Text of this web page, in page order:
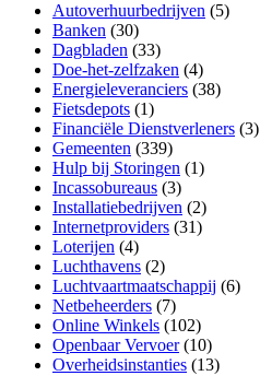
Autoverhuurbedrijven (5)
Banken (30)
Dagbladen (33)
Doe-het-zelfzaken (4)
Energieleveranciers (38)
Fietsdepots (1)
Financiële Dienstverleners (3)
Gemeenten (339)
Hulp bij Storingen (1)
Incassobureaus (3)
Installatiebedrijven (2)
Internetproviders (31)
Loterijen (4)
Luchthavens (2)
Luchtvaartmaatschappij (6)
Netbeheerders (7)
Online Winkels (102)
Openbaar Vervoer(10)
Overheidsinstanties (13)